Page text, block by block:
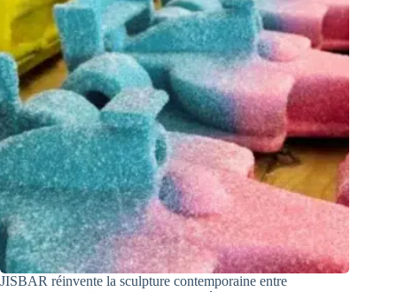
JISBAR réinvente la sculpture contemporaine entre